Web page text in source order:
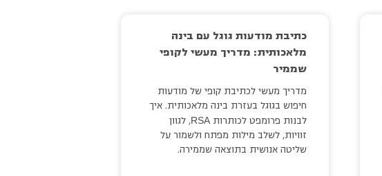
כתיבת מודעות גוגל עם בינה
מלאכותית: מדריך מעשי לקופי
שממיר
מדריך מעשי לכתיבת קופי של מודעות
חיפוש בגוגל בעזרת בינה מלאכותית. איך
לבנות פרומפט לכותרות RSA, לגוון
זוויות, לשלב מילות מפתח ולשמור על
שליטה אנושית בתוצאה שממירה.